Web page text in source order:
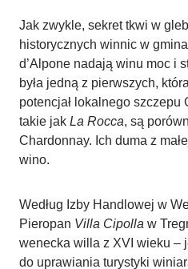
Jak zwykle, sekret tkwi w
historycznych winnic w
d’Alpone nadają winu moc i
była jedną z pierwszych,
potencjał lokalnego szczepu
takie jak La Rocca, są
Chardonnay. Ich duma z
wino.
Według Izby Handlowej w
Pieropan Villa Cipolla w
wenecka willa z XVI wieku –
do uprawiania turystyki